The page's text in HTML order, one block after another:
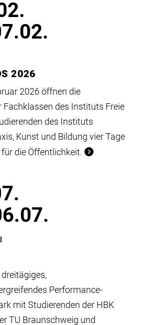
2026
2026 öffnen die
Fachklassen des Instituts Freie
des Instituts
Kunst und Bildung vier Tage
für die Öffentlichkeit.
dreitägiges,
Performance-
mit Studierenden der HBK
TU Braunschweig und